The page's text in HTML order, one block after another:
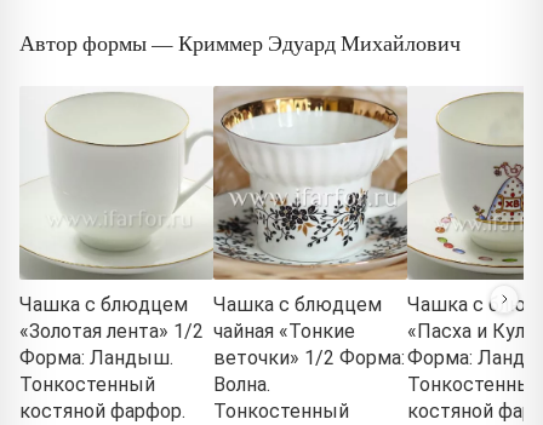
Автор формы — Криммер Эдуард Михайлович
Чашка с блюдцем
«Золотая лента» 1/2
Форма: Ландыш.
Тонкостенный
костяной фарфор.
Чашка с блюдцем
чайная «Тонкие
веточки» 1/2 Форма:
Волна.
Тонкостенный
Чашка с
«Пасха и
Форма:
Тонкостенный
костяной